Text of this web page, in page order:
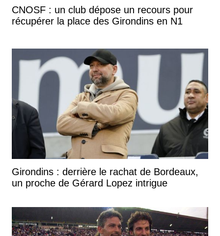
CNOSF : un club dépose un recours pour
récupérer la place des Girondins en N1
Girondins : derrière le rachat de Bordeaux,
un proche de Gérard Lopez intrigue